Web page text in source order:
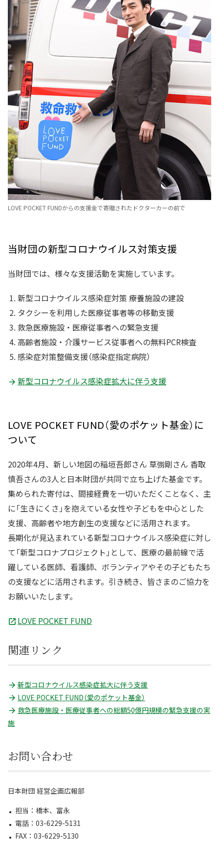
LOVE POCKET FUNDからの支援金で寄贈されたドクターカーの前で
当財団の新型コロナウイルス対策支援
当財団では、様々な支援活動を実施しています。
新型コロナウイルス感染症対策 療養施設の建設
タクシーを利用した医療従事者等の移動支援
救急医療施設・医療従事者への緊急支援
高齢者施設・介護サービス従事者への無料PCR検査
感染症対策整備支援（感染症指定病院）
新型コロナウイルス感染症拡大に伴う支援
LOVE POCKET FUND（愛のポケット基金）に
ついて
2020年4月、新しい地図の稲垣吾郎さん 草彅剛さん 香取
慎吾さんの3人と日本財団が共同で立ち上げた基金です。
集められた寄付は、間接経費を一切いただくことなく、主
に「生きにくさ」を抱えている女性や子どもを中心とした
支援、高齢者や地方創生の支援などに活用されます。
長期化が見込まれている新型コロナウイルス感染症に対し
て「新型コロナプロジェクト」として、医療の最前線で活
躍している医師、看護師、ボランティアやその子どもたち
の支援などに活用されます。引き続き、皆さまのご協力を
お願いいたします。
LOVE POCKET FUND
関連リンク
新型コロナウイルス感染症拡大に伴う支援
LOVE POCKET FUND（愛のポケット基金）
救急医療施設・医療従事者への総額50億円規模の緊急支援の実
施
お問い合わせ
日本財団 経営企画広報部
担当：橋本、富永
電話：03-6229-5131
FAX：03-6229-5130